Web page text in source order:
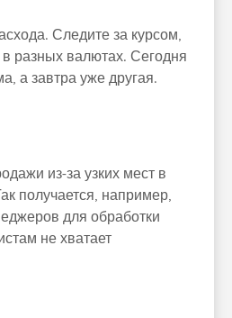
Следите за курсом,
разных валютах. Сегодня
а завтра уже другая.
из-за узких мест в
получается, например,
для обработки
не хватает